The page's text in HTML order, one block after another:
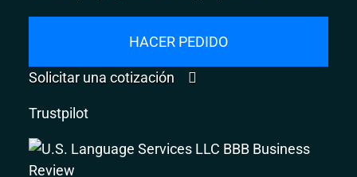
HACER PEDIDO
Solicitar una cotización
Trustpilot